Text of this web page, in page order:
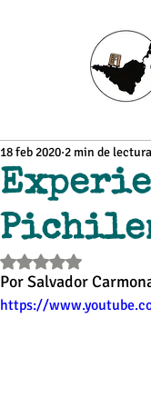
18 feb 2020 2 min de lectura
Obtuvo NaN de 5
Por Salvador
https://